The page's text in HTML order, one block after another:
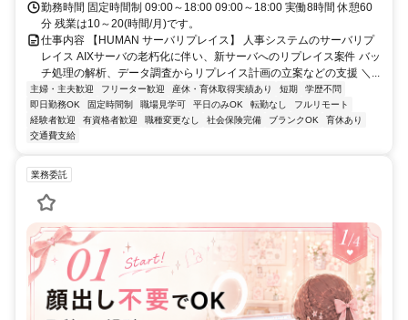
勤務時間 固定時間制 09:00～18:00 09:00～18:00 実働8時間 休憩60
分 残業は10～20(時間/月)です。
仕事内容 【HUMAN サーバリプレイス】 人事システムのサーバリプ
レイス AIXサーバの老朽化に伴い、新サーバへのリプレイス案件 バッ
チ処理の解析、データ調査からリプレイス計画の立案などの支援 ＼...
主婦・主夫歓迎 フリーター歓迎 産休・育休取得実績あり 短期
学歴不問
即日勤務OK
固定時間制 職場見学可 平日のみOK 転勤なし
フルリモート
経験者歓迎
有資格者歓迎 職種変更なし 社会保険完備 ブランクOK
育休あり
交通費支給
業務委託